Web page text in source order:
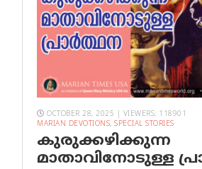
OCTOBER 28, 2025 | VIEWERS: 118901
MARIAN DEVOTIONS, SPECIAL STORIES
കുരുക്കഴിക്കുന്ന
മാതാവിനോടുള്ള